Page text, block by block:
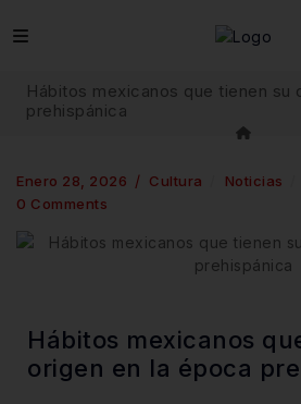
Hábitos mexicanos que tienen su
prehispánica
Enero 28, 2026 Cultura Noticias
0 Comments
Hábitos mexicanos
origen en la época